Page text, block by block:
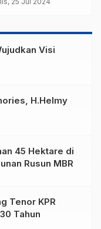
Visi
H.Helmy
45 Hektare di
Rusun MBR
Tenor KPR
Tahun